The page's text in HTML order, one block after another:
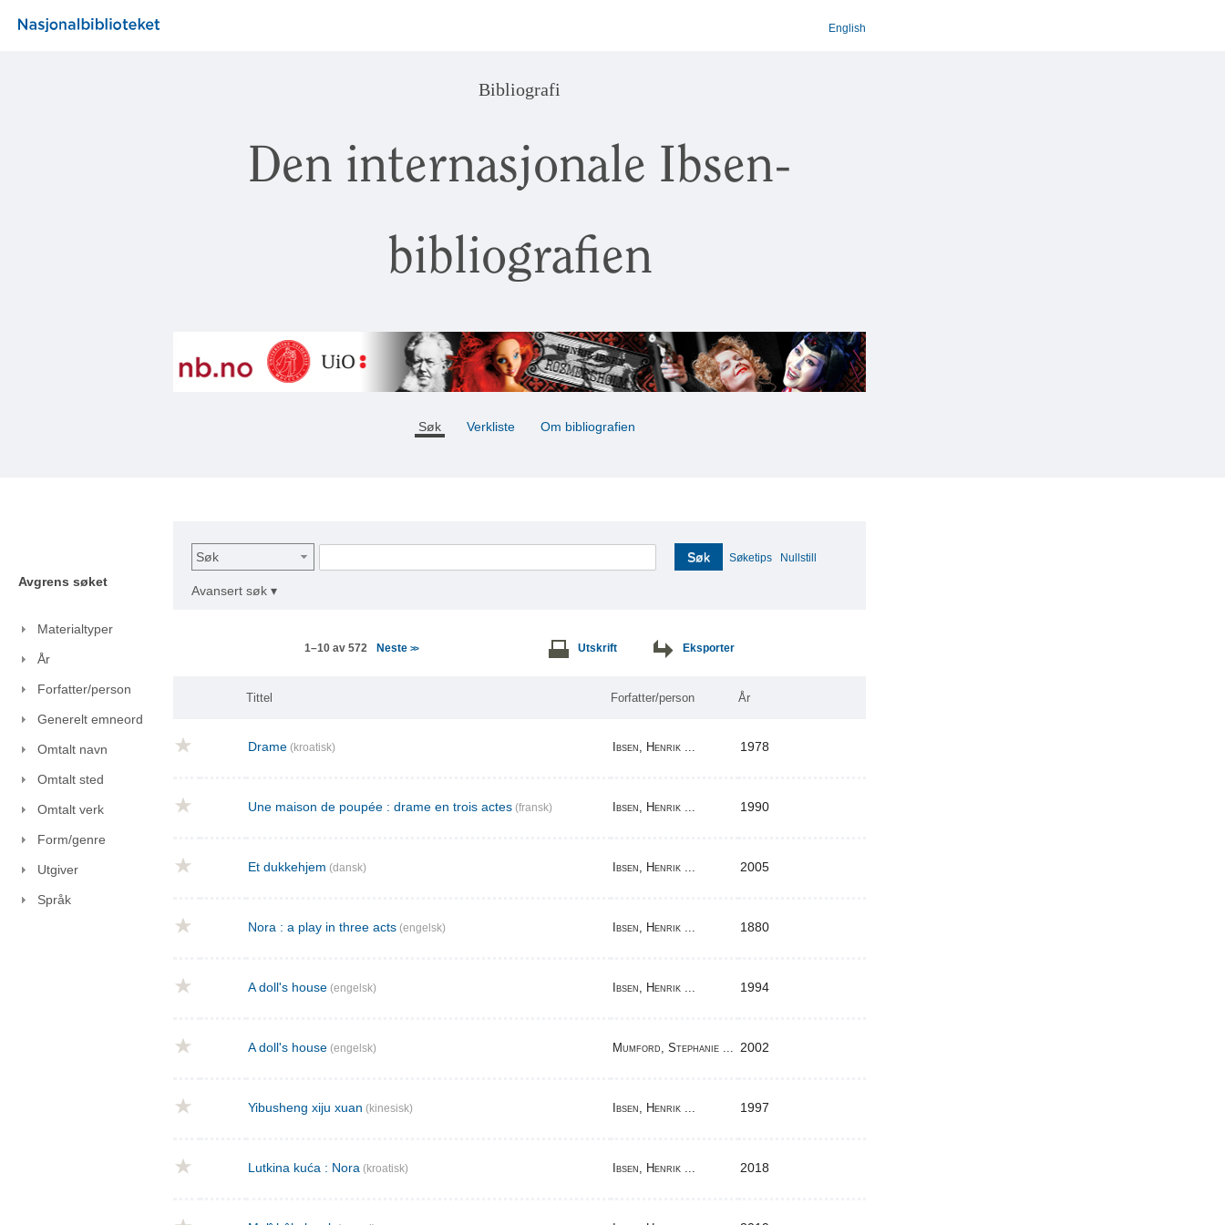
English
Bibliografi
Den internasjonale Ibsen-
bibliografien
Søk Verkliste Om bibliografien
Avgrens søket
Materialtyper
År
Forfatter/person
Generelt emneord
Omtalt navn
Omtalt sted
Omtalt verk
Form/genre
Utgiver
Språk
Søk Søk Søketips Nullstill
Avansert søk ▾
1–10 av 572 Neste >> Utskrift Eksporter
Tittel Forfatter/person År
Drame (kroatisk) Ibsen, Henrik ... 1978
Une maison de poupée : drame en trois actes (fransk) Ibsen, Henrik ... 1990
Et dukkehjem (dansk) Ibsen, Henrik ... 2005
Nora : a play in three acts (engelsk) Ibsen, Henrik ... 1880
A doll's house (engelsk) Ibsen, Henrik ... 1994
A doll's house (engelsk) Mumford, Stephanie ... 2002
Yibusheng xiju xuan (kinesisk) Ibsen, Henrik ... 1997
Lutkina kuća : Nora (kroatisk) Ibsen, Henrik ... 2018